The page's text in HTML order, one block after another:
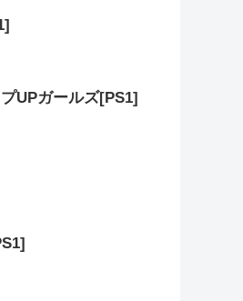
UPガールズ[PS1]